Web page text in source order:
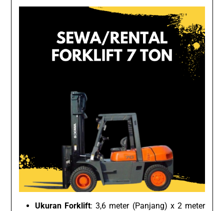
Ukuran Forklift: 3,6 meter (Panjang) x 2 meter